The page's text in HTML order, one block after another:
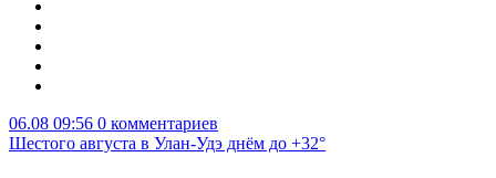
06.08 09:56 0 комментариев
Шестого августа в Улан-Удэ днём до +32°